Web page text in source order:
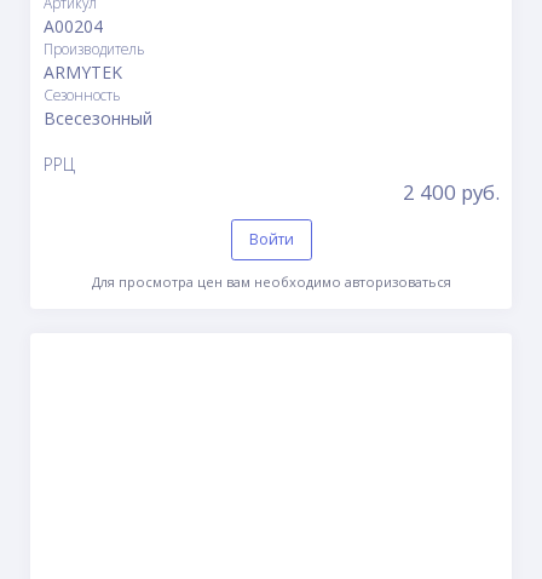
A00204
Производитель
ARMYTEK
Сезонность
Всесезонный
РРЦ
2 400 руб.
Войти
Для просмотра цен вам необходимо авторизоваться